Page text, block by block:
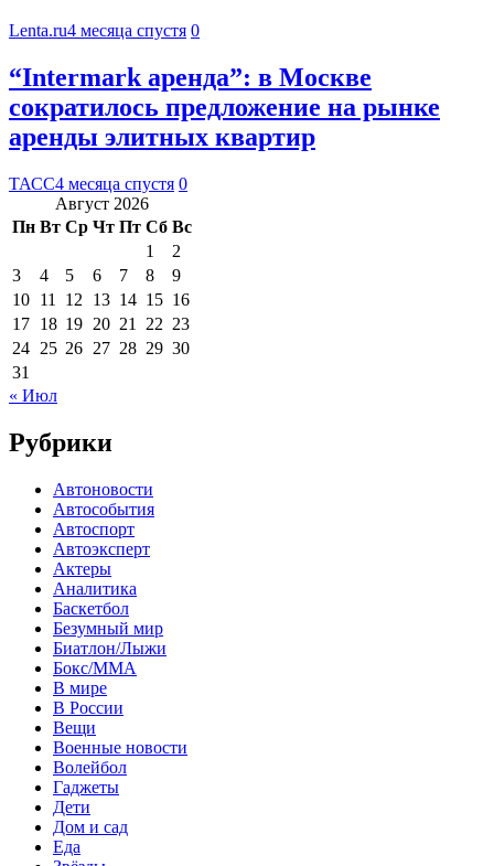
Lenta.ru4 месяца спустя 0
“Intermark аренда”: в Москве
сократилось предложение на рынке
аренды элитных квартир
ТАСС4 месяца спустя 0
Август 2026
Пн Вт Ср Чт Пт Сб Вс
1
2
3
4 5 6 7 8
9
10 11 12 13 14 15 16
17 18 19 20 21 22 23
24 25 26 27 28 29 30
31
« Июл
Рубрики
Автоновости
Автособытия
Автоспорт
Автоэксперт
Актеры
Аналитика
Баскетбол
Безумный мир
Биатлон/Лыжи
Бокс/MMA
В мире
В России
Вещи
Военные новости
Волейбол
Гаджеты
Дети
Дом и сад
Еда